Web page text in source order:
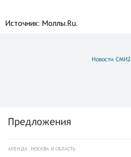
Источник: Моллы.Ru.
Новости СМИ2
Предложения
АРЕНДА , МОСКВА И ОБЛАСТЬ